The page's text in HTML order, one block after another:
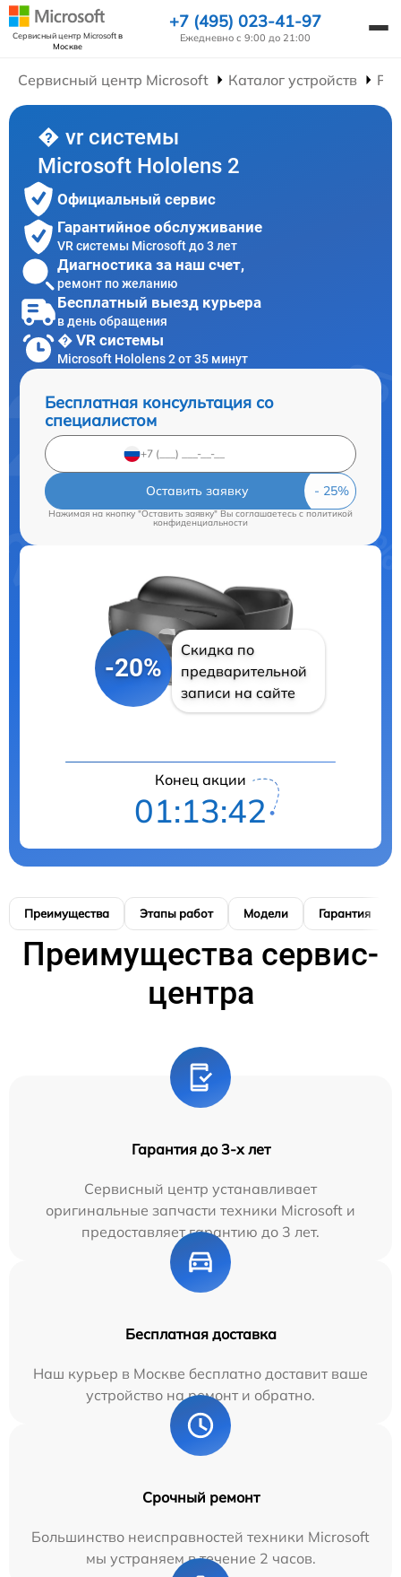
Сервисный центр Microsoftв
Москве
+7 (495) 023-41-97
Ежедневно с 9:00 до 21:00
Сервисный центр Microsoft Каталог устройств
� vr системы
Microsoft Hololens 2
Официальный сервис
Гарантийное обслуживание
VR системы Microsoft до 3 лет
Диагностика за наш счет,
ремонт по желанию
Бесплатный выезд курьера
в день обращения
� VR системы
Microsoft Hololens 2 от 35 минут
Бесплатная консультация со
специалистом
Оставить заявку
Нажимая на кнопку "Оставить заявку" Вы соглашаетесь cполитикой
конфиденциальности
-20%
Скидка по
предварительной
записи на сайте
Конец акции
01:13:41
Преимущества Этапы работ Модели Гарантия
Преимущества сервис-
центра
Гарантия до 3-х лет
Сервисный центр устанавливает
оригинальные запчасти техники Microsoft и
предоставляет гарантию до 3 лет.
Бесплатная доставка
Наш курьер в Москве бесплатно доставит ваше
устройство на ремонт и обратно.
Срочный ремонт
Большинство неисправностей техники Microsoft
мы устраняем в течение 2 часов.